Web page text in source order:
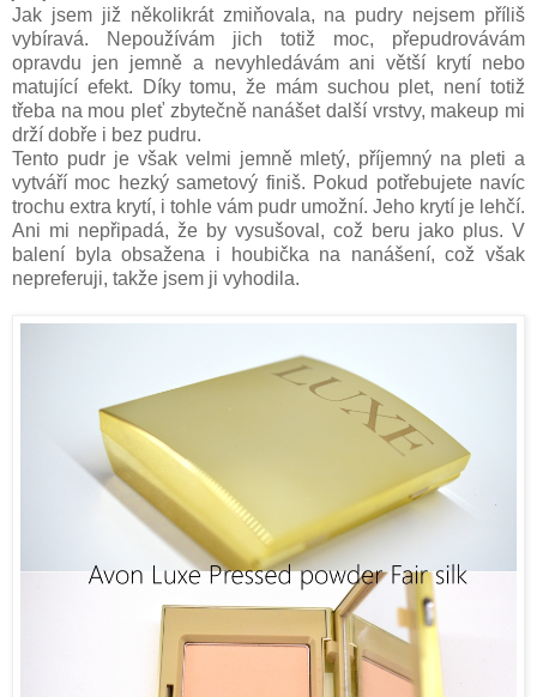
Jak jsem již několikrát zmiňovala, na pudry nejsem příliš
vybíravá. Nepoužívám jich totiž moc, přepudrovávám
opravdu jen jemně a nevyhledávám ani větší krytí nebo
matující efekt. Díky tomu, že mám suchou plet, není totiž
třeba na mou pleť zbytečně nanášet další vrstvy, makeup mi
drží dobře i bez pudru.
Tento pudr je však velmi jemně mletý, příjemný na pleti a
vytváří moc hezký sametový finiš. Pokud potřebujete navíc
trochu extra krytí, i tohle vám pudr umožní. Jeho krytí je lehčí.
Ani mi nepřipadá, že by vysušoval, což beru jako plus. V
balení byla obsažena i houbička na nanášení, což však
nepreferuji, takže jsem ji vyhodila.